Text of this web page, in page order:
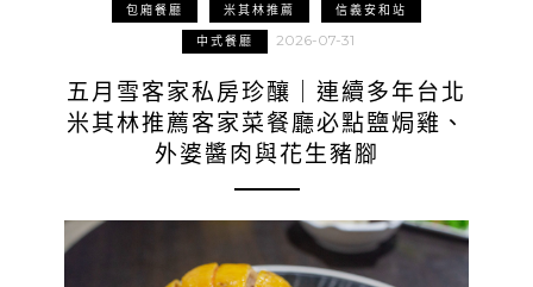
包廂餐廳 米其林推薦
信義安和站
中式餐廳
2026-07-31
五月雪客家私房珍釀｜連續多年台北
米其林推薦客家菜餐廳必點鹽焗雞、
外婆醬肉與花生豬腳